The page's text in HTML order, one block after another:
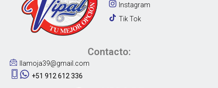
Instagram
Tik Tok
Contacto:
llamoja39@gmail.com
+51 912 612 336